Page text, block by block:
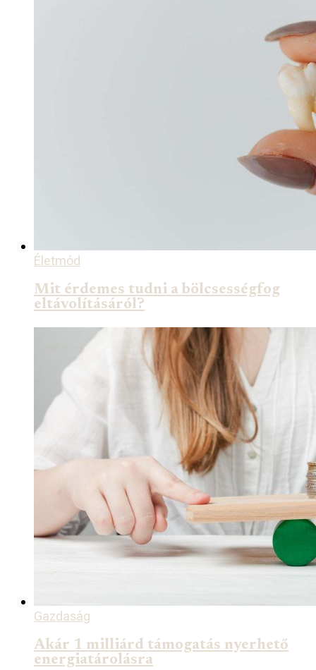
Életmód
Mit érdemes tudni a bölcsességfog
eltávolításáról?
Gazdaság
Akár 1 milliárd támogatás nyerhető
energiatárolásra